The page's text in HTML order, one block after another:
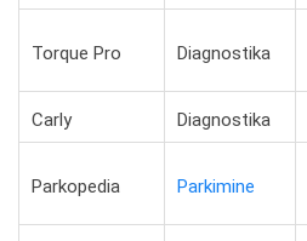
Torque Pro Diagnostika
Carly Diagnostika
Parkopedia Parkimine